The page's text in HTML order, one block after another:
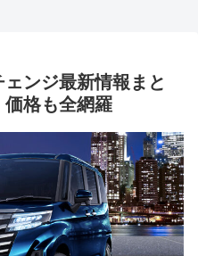
ンジ最新情報まと
格も全網羅